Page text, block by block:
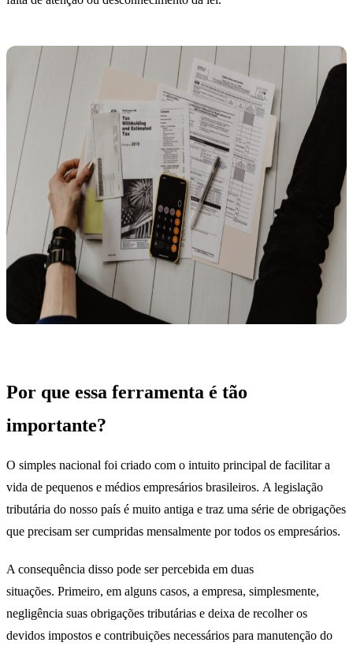
Por que essa ferramenta é tão
importante?
O simples nacional foi criado com o intuito principal de facilitar a
vida de pequenos e médios empresários brasileiros. A legislação
tributária do nosso país é muito antiga e traz uma série de obrigações
que precisam ser cumpridas mensalmente por todos os empresários.
A consequência disso pode ser percebida em duas
situações. Primeiro, em alguns casos, a empresa, simplesmente,
negligência suas obrigações tributárias e deixa de recolher os
devidos impostos e contribuições necessários para manutenção do